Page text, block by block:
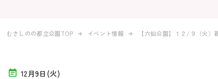
むさしのの都立公園TOP イベント情報 【六仙公園】１２/９（火）
12月9日(火)